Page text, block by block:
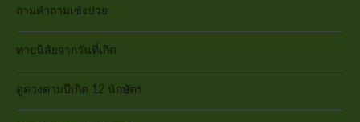
ถามคำถามเซ้งปวย
ทายนิสัยจากวันที่เกิด
ดูดวงตามปีเกิด 12 นักษัตร